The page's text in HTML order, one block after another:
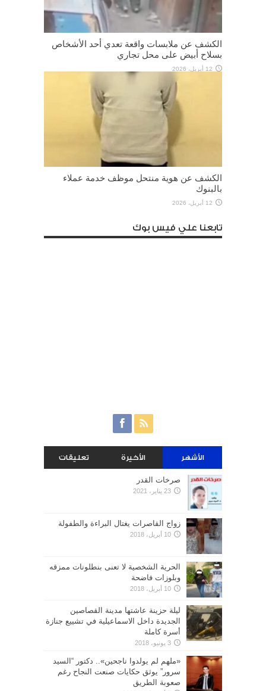
الكشف عن ملابسات واقعة تعدي أحد الأشخاص
بسلاح أبيض على محل تجاري
12 أبريل، 2026
الكشف عن هوية منتحل موظف خدمة عملاء
بالبنوك
12 أبريل، 2026
تابعنا علي فيس بوك
الأشهر الأخيرة تعليقات
صرخات القدر
23 يناير، 2021
زواج القاصرات يغتال البراءة والطفولة
10 أبريل، 2018
الحرية الشخصية لا تعنى بنطلونات ممزقه
وبلوزات فاضحة
10 أبريل، 2018
ليلة حزينة عاشتها مدينة القصاصين
الجديدة داخل الاسماعيلية في تشييع جنازة
أسرة كاملة
3 يونيو، 2018
«ملهم لم يولدوا ناجحين».. دكتور “السيد
سرور” يوثق حكايات صنعت النجاح رغم
صعوبة الطريق